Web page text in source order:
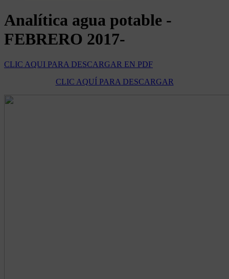
Analítica agua potable -
FEBRERO 2017-
CLIC AQUI PARA DESCARGAR EN PDF
CLIC AQUÍ PARA DESCARGAR